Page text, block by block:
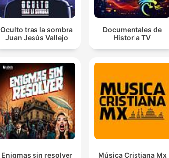
Oculto tras la sombra
Juan Jesús Vallejo
Documentales de
Historia TV
Enigmas sin resolver Música Cristiana Mx